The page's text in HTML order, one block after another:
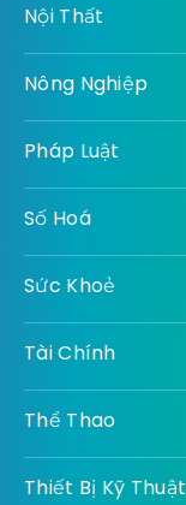
Nội Thất
Nông Nghiệp
Pháp Luật
Số Hoá
Sức Khoẻ
Tài Chính
Thể Thao
Thiết Bị Kỹ Thuật